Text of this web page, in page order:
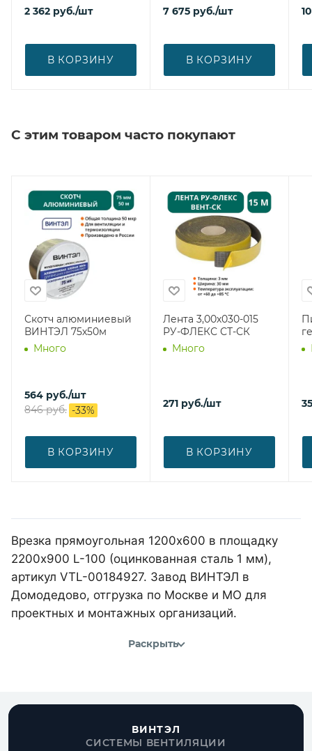
2 362 руб./шт
В КОРЗИНУ
7 675 руб./шт
В КОРЗИНУ
С этим товаром часто покупают
Скотч алюминиевый
ВИНТЭЛ 75х50м
Много
564 руб./шт
846руб. -33%
В КОРЗИНУ
Лента 3,00х030-015
РУ-ФЛЕКС СТ-СК
Много
271 руб./шт
В КОРЗИНУ
Врезка прямоугольная 1200х600 в площадку
2200х900 L-100 (оцинкованная сталь 1 мм),
артикул VTL-00184927. Завод ВИНТЭЛ в
Домодедово, отгрузка по Москве и МО для
проектных и монтажных организаций.
Раскрыть
ВИНТЭЛ
СИСТЕМЫ ВЕНТИЛЯЦИИ